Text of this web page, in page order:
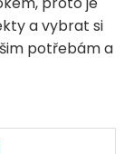
a vybrat si
potřebám a